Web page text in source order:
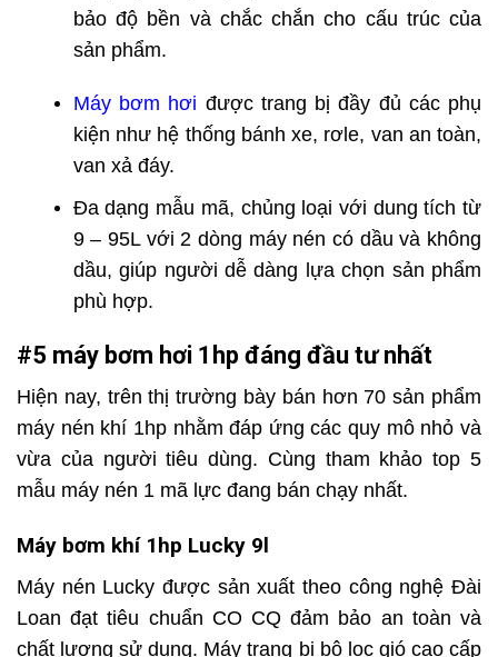
bảo độ bền và chắc chắn cho cấu trúc của
sản phẩm.
Máy bơm hơi được trang bị đầy đủ các phụ
kiện như hệ thống bánh xe, rơle, van an toàn,
van xả đáy.
Đa dạng mẫu mã, chủng loại với dung tích từ
9 – 95L với 2 dòng máy nén có dầu và không
dầu, giúp người dễ dàng lựa chọn sản phẩm
phù hợp.
#5 máy bơm hơi 1hp đáng đầu tư nhất
Hiện nay, trên thị trường bày bán hơn 70 sản phẩm
máy nén khí 1hp nhằm đáp ứng các quy mô nhỏ và
vừa của người tiêu dùng. Cùng tham khảo top 5
mẫu máy nén 1 mã lực đang bán chạy nhất.
Máy bơm khí 1hp Lucky 9l
Máy nén Lucky được sản xuất theo công nghệ Đài
Loan đạt tiêu chuẩn CO CQ đảm bảo an toàn và
chất lượng sử dụng. Máy trang bị bộ lọc gió cao cấp